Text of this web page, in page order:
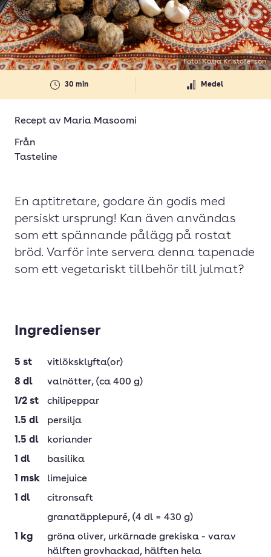
30 min Medel
Recept av Maria Masoomi
Från
Tasteline
En aptitretare, godare än godis med
persiskt ursprung! Kan även användas
som ett spännande pålägg på rostat
bröd. Varför inte servera denna tapenade
som ett vegetariskt tillbehör till julmat?
Foto: Katja Kristoferson
Ingredienser
5 st
vitlöksklyfta(or)
8 dl valnötter, (ca 400 g)
1/2 st
chilipeppar
1.5 dl
persilja
1.5 dl
koriander
1 dl
basilika
1 msk
limejuice
1 dl
citronsaft
granatäpplepuré, (4 dl = 430 g)
1
kg gröna oliver, urkärnade grekiska - varav
hälften grovhackad, hälften hela